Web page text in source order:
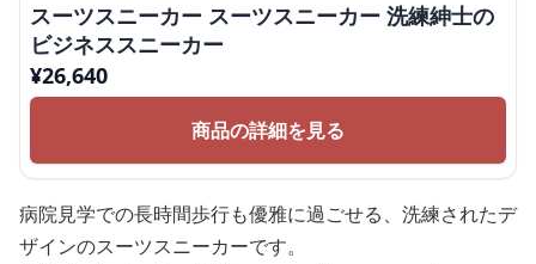
スーツスニーカー スーツスニーカー 洗練紳士の
ビジネススニーカー
¥26,640
商品の詳細を見る
病院見学での長時間歩行も優雅に過ごせる、洗練されたデ
ザインのスーツスニーカーです。